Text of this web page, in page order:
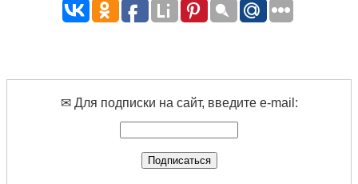
✉ Для подписки на сайт, введите e-mail: